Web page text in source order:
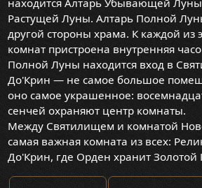
Растущей Луны. Алтарь Полной
другой стороны храма. К каждой из
комнат пристроена внутренняя
Полной Луны находится вход в
До'Крин — не самое большое
оно самое украшенное:
сенчей охраняют центр комнаты.
Между Святилищем и комнатой
самая важная комната из всех:
До'Крин, где Орден хранит Золотой